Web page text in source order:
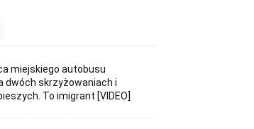
miejskiego autobusu
dwóch skrzyżowaniach i
To imigrant [VIDEO]